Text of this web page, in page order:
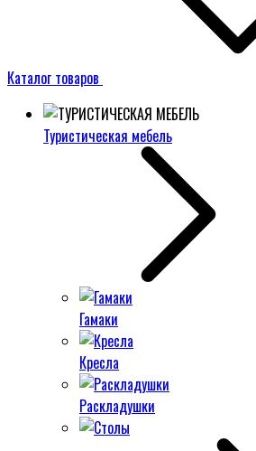
Каталог товаров
Туристическая мебель
Гамаки
Кресла
Раскладушки